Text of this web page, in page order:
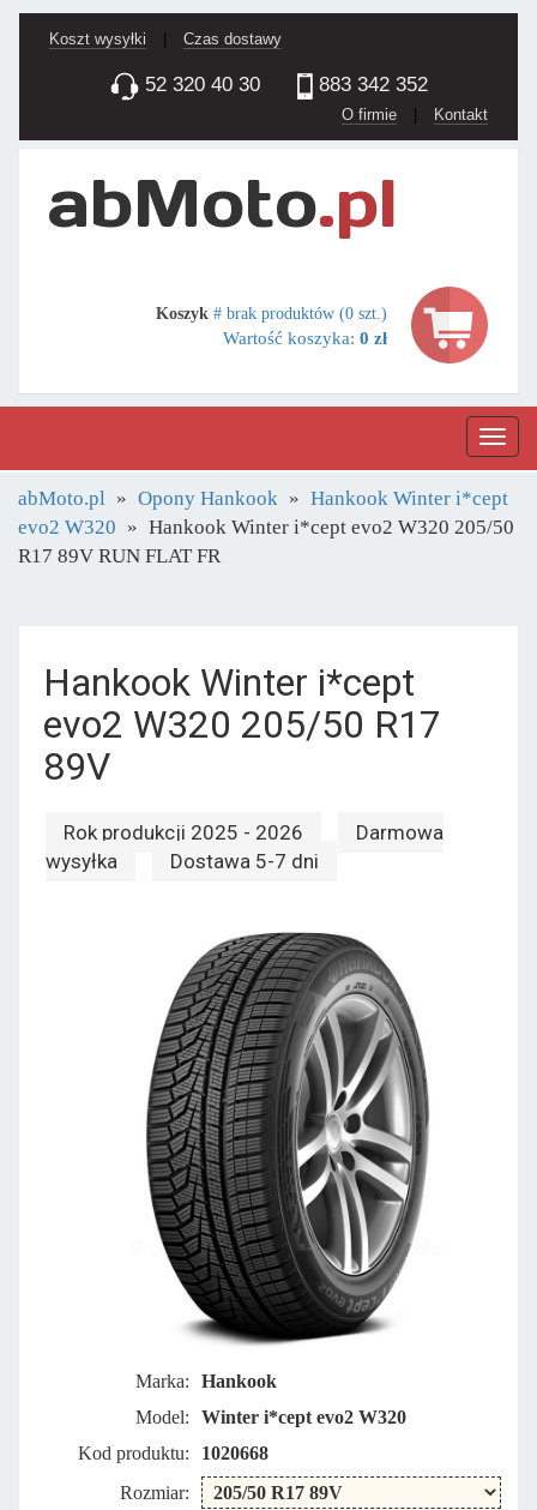
Koszt wysyłki Czas dostawy
52 320 40 30 883 342 352
O firmie | Kontakt
Koszyk # brak produktów (0 szt.)
Wartość koszyka: 0 zł
abMoto.pl Opony Hankook
Hankook Winter i*cept
evo2 W320
Hankook Winter i*cept evo2 W320 205/50
R17 89V RUN FLAT FR
Hankook Winter i*cept
evo2 W320 205/50 R17
89V
Rok produkcji 2025 - 2026
Darmowa
wysyłka
Dostawa 5-7 dni
Marka:
Hankook
Model:
Winter i*cept evo2 W320
Kod produktu:
1020668
Rozmiar: